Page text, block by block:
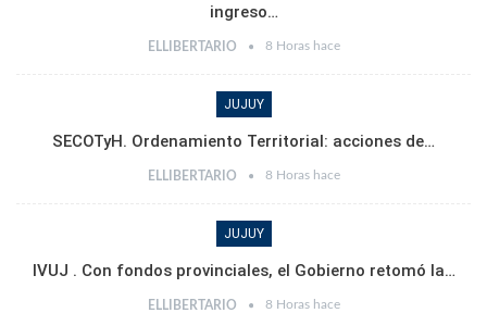
ingreso…
ELLIBERTARIO 8 Horas hace
JUJUY
SECOTyH. Ordenamiento Territorial: acciones de…
ELLIBERTARIO 8 Horas hace
JUJUY
IVUJ . Con fondos provinciales, el Gobierno retomó la…
ELLIBERTARIO 8 Horas hace